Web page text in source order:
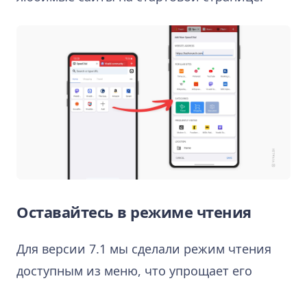
Оставайтесь в режиме чтения
Для версии 7.1 мы сделали режим чтения
доступным из меню, что упрощает его